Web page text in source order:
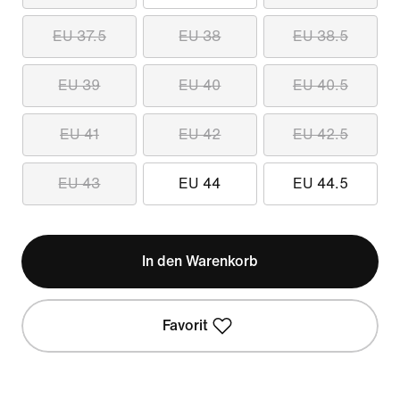
EU 37.5 EU 38 EU 38.5
EU 39 EU 40 EU 40.5
EU 41 EU 42 EU 42.5
EU 43 EU 44 EU 44.5
In den Warenkorb
Favorit